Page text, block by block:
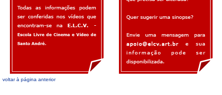
voltar à página anterior